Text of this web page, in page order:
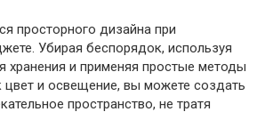
просторного дизайна при
Убирая беспорядок, используя
хранения и применяя простые методы
цвет и освещение, вы можете создать
пространство, не тратя